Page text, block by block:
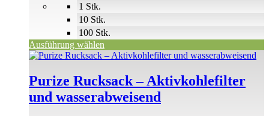
1 Stk.
10 Stk.
100 Stk.
Ausführung wählen
Purize Rucksack – Aktivkohlefilter
und wasserabweisend